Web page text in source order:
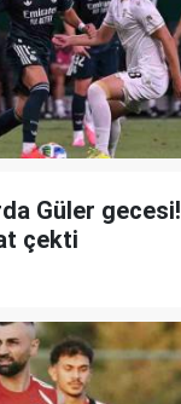
Güler gecesi!
çekti